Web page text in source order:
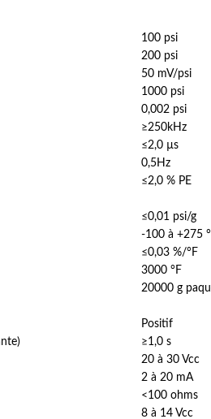
100 psi
200 psi
50 mV/psi
1000 psi
0,002 psi
≥250kHz
≤2,0 µs
0,5Hz
≤2,0 % PE
≤0,01 psi/g
-100 à +275
≤0,03 %/°F
3000 °F
20000 g
Positif
≥1,0 s
20 à 30 Vcc
2 à 20 mA
<100 ohms
8 à 14 Vcc